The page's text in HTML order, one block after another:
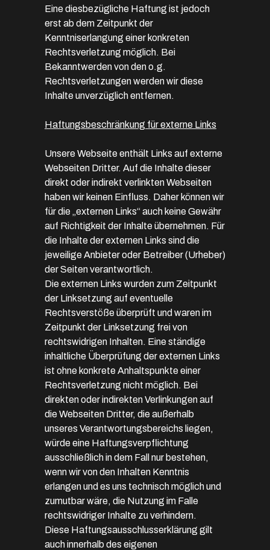
Eine diesbezügliche Haftung ist jedoch
erst ab dem Zeitpunkt der
Kenntniserlangung einer konkreten
Rechtsverletzung möglich. Bei
Bekanntwerden von den o.g.
Rechtsverletzungen werden wir diese
Inhalte unverzüglich entfernen.
Haftungsbeschränkung für externe Links
Unsere Webseite enthält Links auf externe
Webseiten Dritter. Auf die Inhalte dieser
direkt oder indirekt verlinkten Webseiten
haben wir keinen Einfluss. Daher können wir
für die „externen Links“ auch keine Gewähr
auf Richtigkeit der Inhalte übernehmen. Für
die Inhalte der externen Links sind die
jeweilige Anbieter oder Betreiber (Urheber)
der Seiten verantwortlich.
Die externen Links wurden zum Zeitpunkt
der Linksetzung auf eventuelle
Rechtsverstöße überprüft und waren im
Zeitpunkt der Linksetzung frei von
rechtswidrigen Inhalten. Eine ständige
inhaltliche Überprüfung der externen Links
ist ohne konkrete Anhaltspunkte einer
Rechtsverletzung nicht möglich. Bei
direkten oder indirekten Verlinkungen auf
die Webseiten Dritter, die außerhalb
unseres Verantwortungsbereichs liegen,
würde eine Haftungsverpflichtung
ausschließlich in dem Fall nur bestehen,
wenn wir von den Inhalten Kenntnis
erlangen und es uns technisch möglich und
zumutbar wäre, die Nutzung im Falle
rechtswidriger Inhalte zu verhindern.
Diese Haftungsausschlusserklärung gilt
auch innerhalb des eigenen